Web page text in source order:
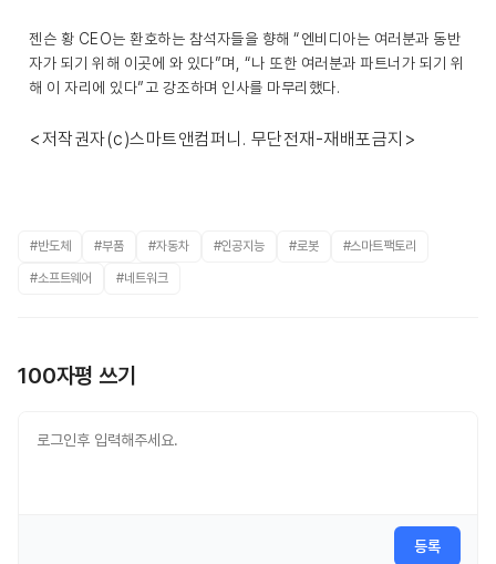
젠슨 황 CEO는 환호하는 참석자들을 향해 “엔비디아는 여러분과 동반
자가 되기 위해 이곳에 와 있다”며, “나 또한 여러분과 파트너가 되기 위
해 이 자리에 있다”고 강조하며 인사를 마무리했다.
<저작권자(c)스마트앤컴퍼니. 무단전재-재배포금지>
#반도체 #부품 #자동차 #인공지능 #로봇 #스마트팩토리
#소프트웨어 #네트워크
100자평 쓰기
등록